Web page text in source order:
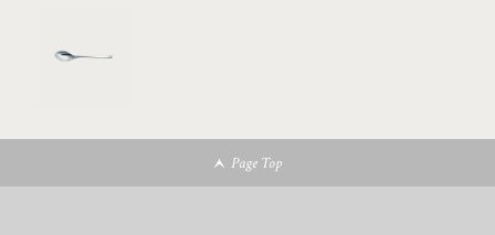
Page Top